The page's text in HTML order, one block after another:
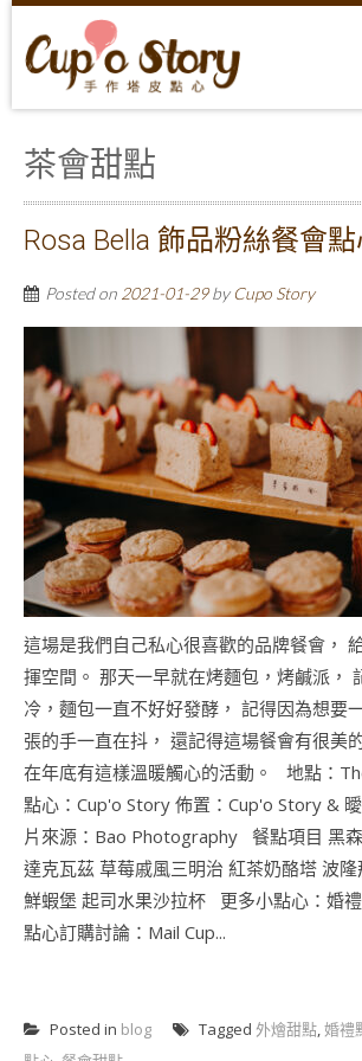
茶會甜點
Rosa Bella 飾品粉絲餐會
Posted on 2021-01-29by Cupo Story
這場是我們自己私心很喜歡的品牌餐會，
揮空間。 那天一早就在烤麵包，烤鹹派，
冷，麵包一直不好好發酵， 記得因為想要
張的手一直在抖， 還記得這場餐會有很美
在年底有這樣溫暖觸心的活動。 地點：
點心：Cup'o Story 佈置：Cup'o Story &
片來源：Bao Photography 餐點項目 黑
達克瓦茲 草莓戚風三明治 紅茶奶酪塔 波
鮮蝦堡 起司水果沙拉杯 更多小點心：婚
點心訂購討論：Mail Cup...
Posted in blog Tagged 外燴甜點,婚禮